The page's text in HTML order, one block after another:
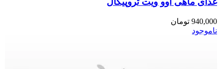
940,000 تومان
ناموجود